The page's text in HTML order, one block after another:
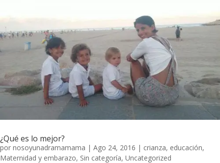
¿Qué es lo mejor?
por nosoyunadramamama | Ago 24, 2016 | crianza, educación,
Maternidad y embarazo, Sin categoría, Uncategorized